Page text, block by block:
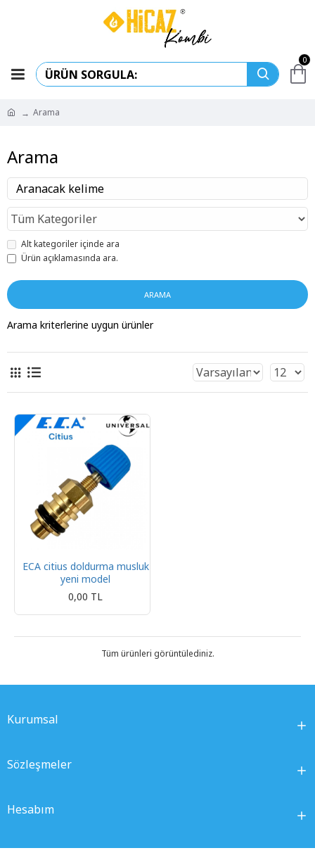
0
Arama
Arama
Alt kategoriler içinde ara
Ürün açıklamasında ara.
ARAMA
Arama kriterlerine uygun ürünler
ECA citius doldurma musluk
yeni model
0,00 TL
Tüm ürünleri görüntülediniz.
Kurumsal
Sözleşmeler
Hesabım